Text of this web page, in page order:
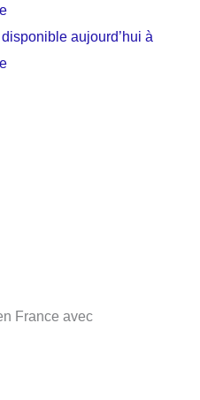
aujourd’hui à
France avec